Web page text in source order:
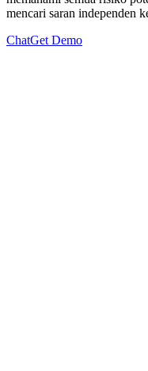
mencari saran independen
ChatGet Demo